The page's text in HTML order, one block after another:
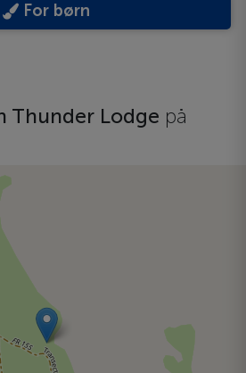
For børn
Thunder Lodge på